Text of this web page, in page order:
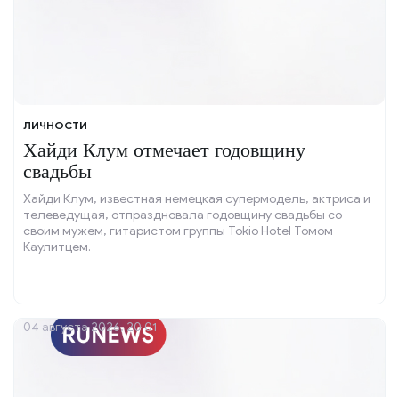
ЛИЧНОСТИ
Хайди Клум отмечает годовщину
свадьбы
Хайди Клум, известная немецкая супермодель, актриса и
телеведущая, отпраздновала годовщину свадьбы со
своим мужем, гитаристом группы Tokio Hotel Томом
Каулитцем.
04 августа 2026, 20:01